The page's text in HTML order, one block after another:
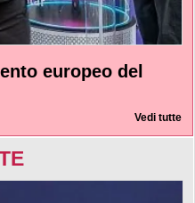
europeo del
Vedi tutte